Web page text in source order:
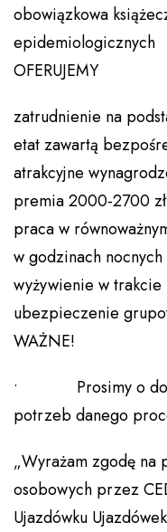
obowiązkowa
epidemiologicznych
OFERUJEMY
zatrudnienie na
etat zawartą
atrakcyjne
premia 2000-2700
praca w
w godzinach nocnych
wyżywienie w
ubezpieczenie
WAŻNE!
• Prosimy o
potrzeb danego
„Wyrażam zgodę na
osobowych przez
Ujazdówku